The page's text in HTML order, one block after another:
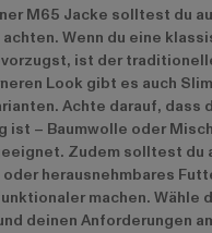
M65 Jacke solltest du
Wenn du eine
ist der
Look gibt es auch
Achte darauf, dass
ist – Baumwolle oder
Zudem solltest du
herausnehmbares
machen. Wähle
deinen Anforderungen